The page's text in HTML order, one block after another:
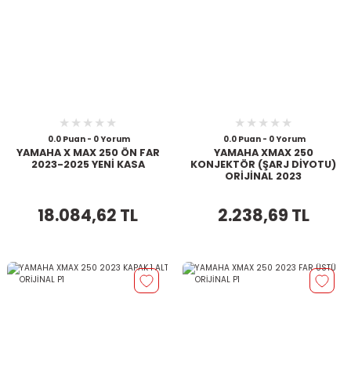
0.0 Puan - 0 Yorum
YAMAHA X MAX 250 ÖN FAR
2023-2025 YENİ KASA
18.084,62 TL
0.0 Puan - 0 Yorum
YAMAHA XMAX 250
KONJEKTÖR (ŞARJ DİYOTU)
ORİJİNAL 2023
2.238,69 TL